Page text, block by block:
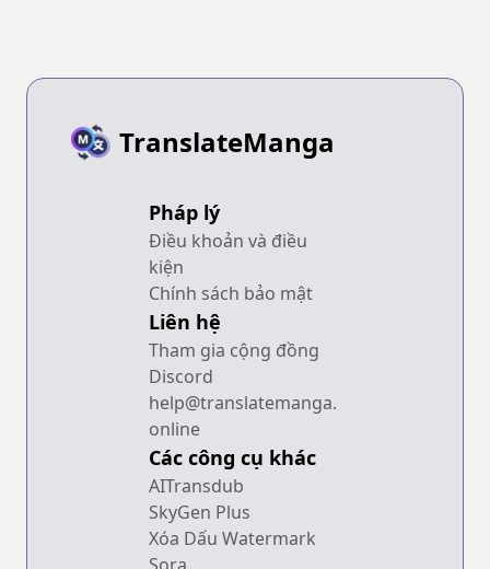
TranslateManga
Pháp lý
Điều khoản và điều
kiện
Chính sách bảo mật
Liên hệ
Tham gia cộng đồng
Discord
help@translatemanga.
online
Các công cụ khác
AITransdub
SkyGen Plus
Xóa Dấu Watermark